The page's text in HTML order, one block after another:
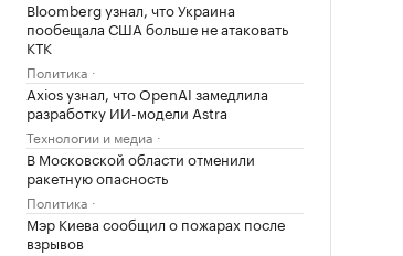
Bloomberg узнал, что Украина
пообещала США больше не атаковать
КТК
Политика
Axios узнал, что OpenAI замедлила
разработку ИИ-модели Astra
Технологии и медиа
В Московской области отменили
ракетную опасность
Политика
Мэр Киева сообщил о пожарах после
взрывов